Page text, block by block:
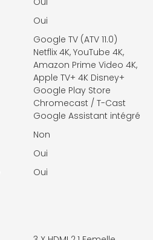
Oui
Google TV (ATV 11.0)
Netflix 4K, YouTube 4K,
Amazon Prime Video 4K,
Apple TV+ 4K Disney+
Google Play Store
Chromecast / T-Cast
Google Assistant intégré
Non
Oui
Oui